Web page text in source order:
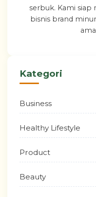
serbuk. Kami siap
bisnis brand
Kategori
Business
Healthy Lifestyle
Product
Beauty